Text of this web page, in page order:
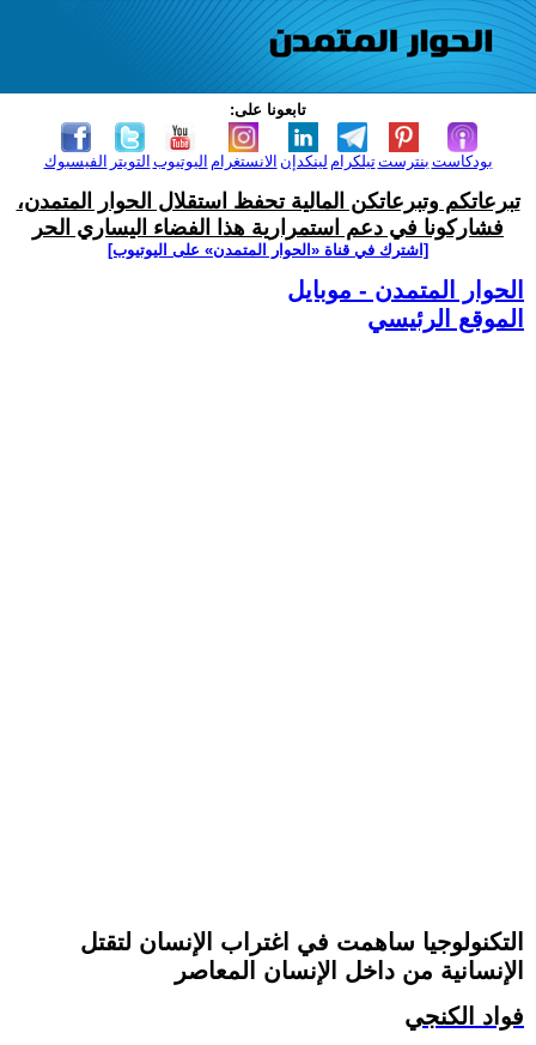
تابعونا على:
الفيسبوك التويتر اليوتيوب الانستغرام لينكدإن تيلكرامبنترست بودكاست
تبرعاتكم وتبرعاتكن المالية تحفظ استقلال الحوار المتمدن،
فشاركونا في دعم استمرارية هذا الفضاء اليساري الحر
[اشترك في قناة ‫«الحوار المتمدن» على اليوتيوب]
الحوار المتمدن - موبايل
الموقع الرئيسي
التكنولوجيا ساهمت في اغتراب الإنسان لتقتل
الإنسانية من داخل الإنسان المعاصر
فواد الكنجي